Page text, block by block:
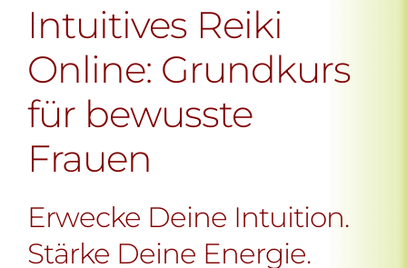
Intuitives Reiki
Online: Grundkurs
für bewusste
Frauen
Erwecke Deine Intuition.
Stärke Deine Energie.